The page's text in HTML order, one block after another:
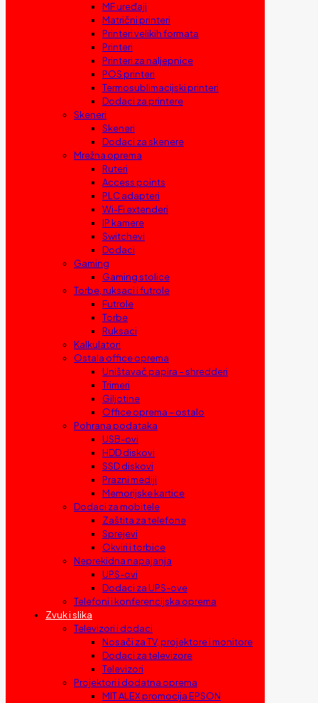
MF uređaji
Matrični printeri
Printeri velikih formata
Printeri
Printeri za naljepnice
POS printeri
Termosublimacijski printeri
Dodaci za printere
Skeneri
Skeneri
Dodaci za skenere
Mrežna oprema
Ruteri
Access points
PLC adapteri
Wi-Fi extenderi
IP kamere
Switchevi
Dodaci
Gaming
Gaming stolice
Torbe, ruksaci i futrole
Futrole
Torbe
Ruksaci
Kalkulatori
Ostala office oprema
Uništavač papira – shredderi
Trimeri
Giljotine
Office oprema – ostalo
Pohrana podataka
USB-ovi
HDD diskovi
SSD diskovi
Prazni mediji
Memorijske kartice
Dodaci za mobitele
Zaštita za telefone
Sprejevi
Okviri i torbice
Neprekidna napajanja
UPS-ovi
Dodaci za UPS-ove
Telefoni i konferencijska oprema
Zvuk i slika
Televizori i dodaci
Nosači za TV, projektore i monitore
Dodaci za televizore
Televizori
Projektori i dodatna oprema
MIT ALEX promocija EPSON